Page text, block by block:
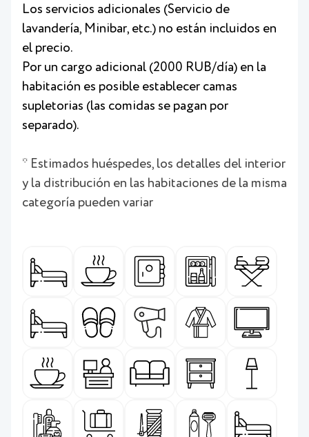
Los servicios adicionales (Servicio de
lavandería, Minibar, etc.) no están incluidos en
el precio.
Por un cargo adicional (2000 RUB/día) en la
habitación es posible establecer camas
supletorias (las comidas se pagan por
separado).
* Estimados huéspedes, los detalles del interior
y la distribución en las habitaciones de la misma
categoría pueden variar